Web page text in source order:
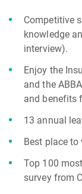
Competitive
knowledge
interview).
Enjoy the
and the
and benefits
13 annual
Best place to
Top 100
survey from